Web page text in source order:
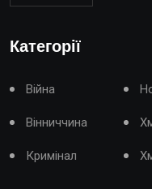
Категорії
Війна
Вінниччина
Кримінал